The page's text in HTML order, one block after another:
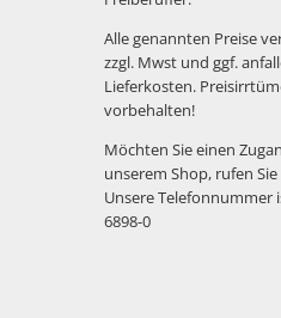
Alle genannten Preise
zzgl. Mwst und ggf.
Lieferkosten.
vorbehalten!
Möchten Sie einen
unserem Shop, rufen
Unsere Telefonnummer
6898-0